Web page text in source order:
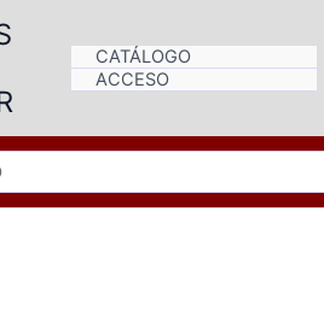
CATÁLOGO
ACCESO